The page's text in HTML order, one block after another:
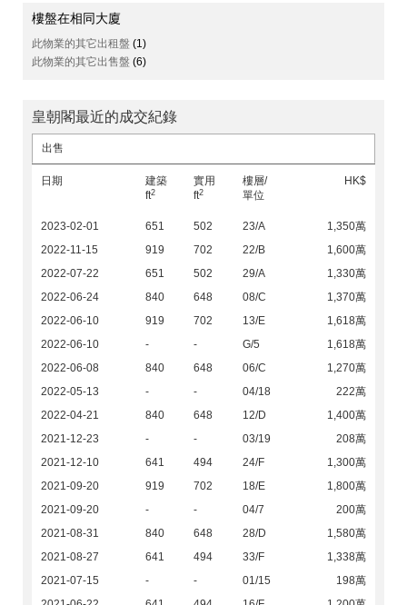
樓盤在相同大廈
此物業的其它出租盤 (1)
此物業的其它出售盤 (6)
皇朝閣最近的成交紀錄
出售
日期
建築
ft2
實用
ft2
樓層/
單位
HK$
2023-02-01 651 502 23/A
1,350萬
2022-11-15
919 702 22/B
1,600萬
2022-07-22
651 502 29/A
1,330萬
2022-06-24
840 648 08/C
1,370萬
2022-06-10
919 702 13/E
1,618萬
2022-06-10
- - G/5
1,618萬
2022-06-08
840 648 06/C
1,270萬
2022-05-13
- - 04/18
222萬
2022-04-21
840 648 12/D
1,400萬
2021-12-23
- - 03/19
208萬
2021-12-10
641 494 24/F
1,300萬
2021-09-20
919 702 18/E
1,800萬
2021-09-20
- - 04/7
200萬
2021-08-31
840 648 28/D
1,580萬
2021-08-27
641 494 33/F
1,338萬
2021-07-15
- - 01/15
198萬